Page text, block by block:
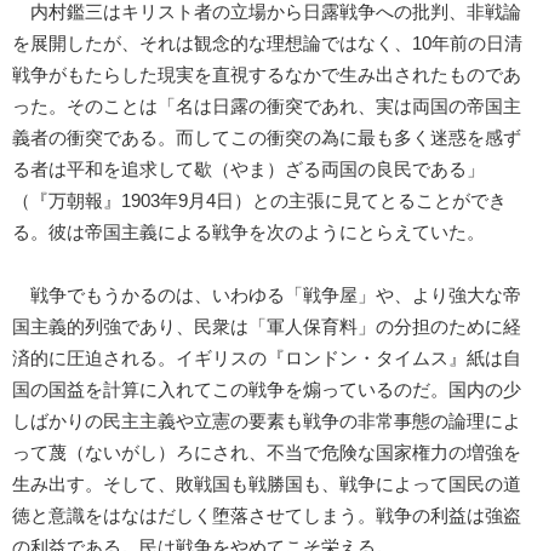
内村鑑三はキリスト者の立場から日露戦争への批判、非戦論
を展開したが、それは観念的な理想論ではなく、10年前の日清
戦争がもたらした現実を直視するなかで生み出されたものであ
った。そのことは「名は日露の衝突であれ、実は両国の帝国主
義者の衝突である。而してこの衝突の為に最も多く迷惑を感ず
る者は平和を追求して歇（やま）ざる両国の良民である」
（『万朝報』1903年9月4日）との主張に見てとることができ
る。彼は帝国主義による戦争を次のようにとらえていた。
戦争でもうかるのは、いわゆる「戦争屋」や、より強大な帝
国主義的列強であり、民衆は「軍人保育料」の分担のために経
済的に圧迫される。イギリスの『ロンドン・タイムス』紙は自
国の国益を計算に入れてこの戦争を煽っているのだ。国内の少
しばかりの民主主義や立憲の要素も戦争の非常事態の論理によ
って蔑（ないがし）ろにされ、不当で危険な国家権力の増強を
生み出す。そして、敗戦国も戦勝国も、戦争によって国民の道
徳と意識をはなはだしく堕落させてしまう。戦争の利益は強盗
の利益である。民は戦争をやめてこそ栄える。